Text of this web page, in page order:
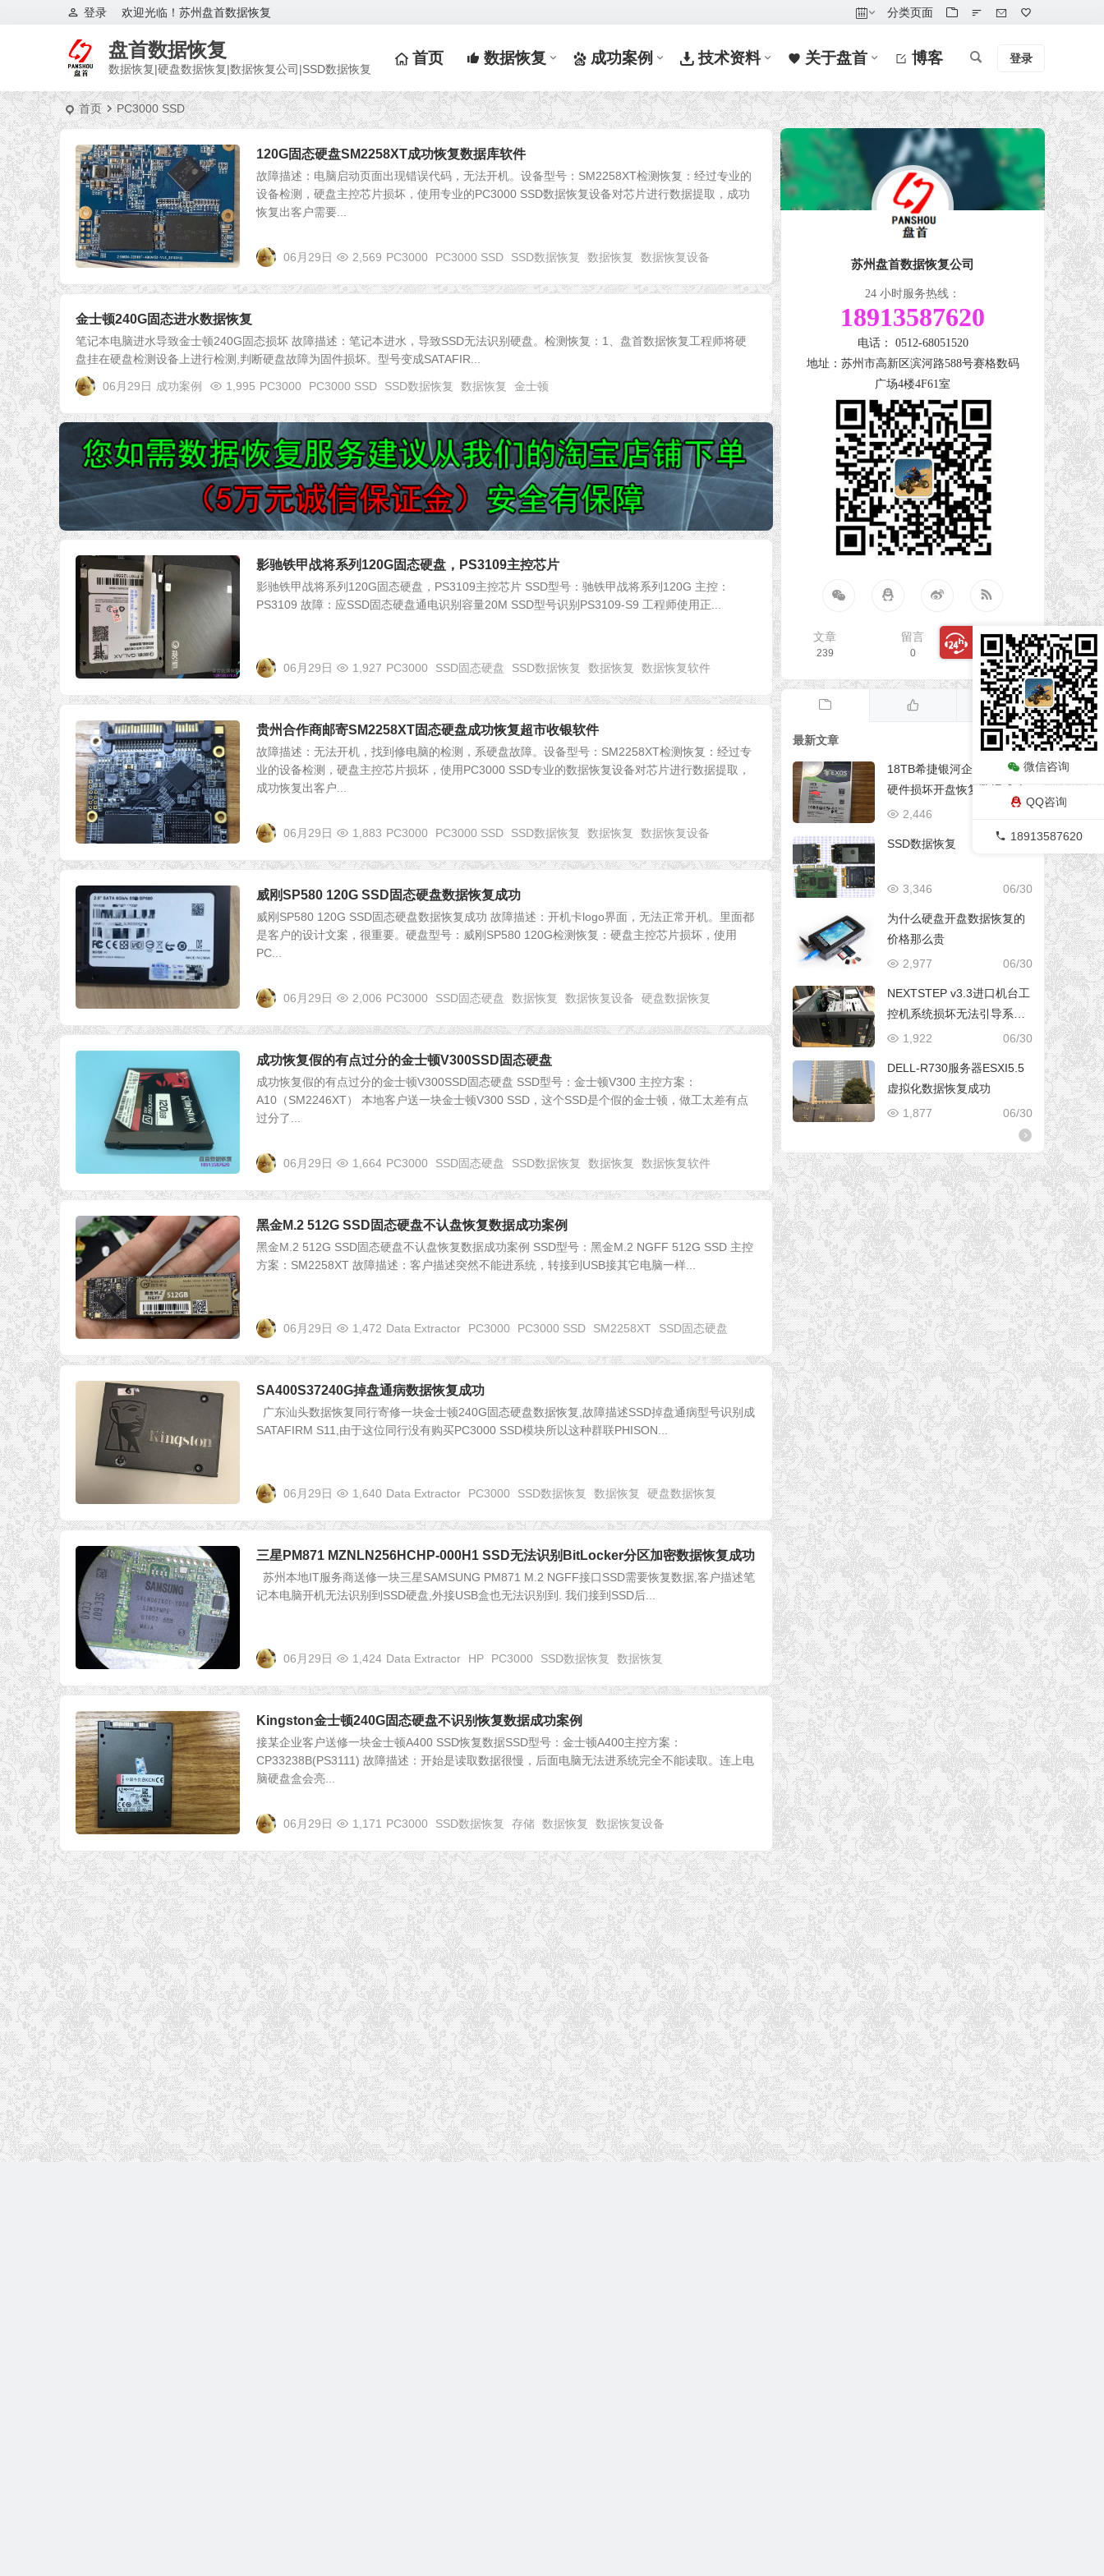
欢迎光临！苏州盘首数据恢复
登录 分类页面
盘首数据恢复
数据恢复|硬盘数据恢复|数据恢复公司|SSD数据恢复
首页 数据恢复 成功案例 技术资料 关于盘首 博客 登录
首页 PC3000 SSD
120G固态硬盘SM2258XT成功恢复数据库软件
故障描述：电脑启动页面出现错误代码，无法开机。设备型号：SM2258XT检测恢复：经过专业的
设备检测，硬盘主控芯片损坏，使用专业的PC3000 SSD数据恢复设备对芯片进行数据提取，成功
恢复出客户需要...
06月29日 2,569 PC3000 PC3000 SSD SSD数据恢复 数据恢复 数据恢复设备
金士顿240G固态进水数据恢复
笔记本电脑进水导致金士顿240G固态损坏 故障描述：笔记本进水，导致SSD无法识别硬盘。检测恢复：1、盘首数据恢复工程师将硬
盘挂在硬盘检测设备上进行检测,判断硬盘故障为固件损坏。型号变成SATAFIR...
06月29日 成功案例 1,995 PC3000 PC3000 SSD SSD数据恢复 数据恢复 金士顿
影驰铁甲战将系列120G固态硬盘，PS3109主控芯片
影驰铁甲战将系列120G固态硬盘，PS3109主控芯片 SSD型号：驰铁甲战将系列120G 主控：
PS3109 故障：应SSD固态硬盘通电识别容量20M SSD型号识别PS3109-S9 工程师使用正...
06月29日 1,927 PC3000 SSD固态硬盘 SSD数据恢复 数据恢复 数据恢复软件
贵州合作商邮寄SM2258XT固态硬盘成功恢复超市收银软件
故障描述：无法开机，找到修电脑的检测，系硬盘故障。设备型号：SM2258XT检测恢复：经过专
业的设备检测，硬盘主控芯片损坏，使用PC3000 SSD专业的数据恢复设备对芯片进行数据提取，
成功恢复出客户...
06月29日 1,883 PC3000 PC3000 SSD SSD数据恢复 数据恢复 数据恢复设备
威刚SP580 120G SSD固态硬盘数据恢复成功
威刚SP580 120G SSD固态硬盘数据恢复成功 故障描述：开机卡logo界面，无法正常开机。里面都
是客户的设计文案，很重要。硬盘型号：威刚SP580 120G检测恢复：硬盘主控芯片损坏，使用
PC...
06月29日 2,006 PC3000 SSD固态硬盘 数据恢复 数据恢复设备 硬盘数据恢复
成功恢复假的有点过分的金士顿V300SSD固态硬盘
成功恢复假的有点过分的金士顿V300SSD固态硬盘 SSD型号：金士顿V300 主控方案：
A10（SM2246XT） 本地客户送一块金士顿V300 SSD，这个SSD是个假的金士顿，做工太差有点
过分了...
06月29日 1,664 PC3000 SSD固态硬盘 SSD数据恢复 数据恢复 数据恢复软件
黑金M.2 512G SSD固态硬盘不认盘恢复数据成功案例
黑金M.2 512G SSD固态硬盘不认盘恢复数据成功案例 SSD型号：黑金M.2 NGFF 512G SSD 主控
方案：SM2258XT 故障描述：客户描述突然不能进系统，转接到USB接其它电脑一样...
06月29日 1,472 Data Extractor PC3000 PC3000 SSD SM2258XT SSD固态硬盘
SA400S37240G掉盘通病数据恢复成功
广东汕头数据恢复同行寄修一块金士顿240G固态硬盘数据恢复,故障描述SSD掉盘通病型号识别成
SATAFIRM S11,由于这位同行没有购买PC3000 SSD模块所以这种群联PHISON...
06月29日 1,640 Data Extractor PC3000 SSD数据恢复 数据恢复 硬盘数据恢复
三星PM871 MZNLN256HCHP-000H1 SSD无法识别BitLocker分区加密数据恢复成功
苏州本地IT服务商送修一块三星SAMSUNG PM871 M.2 NGFF接口SSD需要恢复数据,客户描述笔
记本电脑开机无法识别到SSD硬盘,外接USB盒也无法识别到. 我们接到SSD后...
06月29日 1,424 Data Extractor HP PC3000 SSD数据恢复 数据恢复
Kingston金士顿240G固态硬盘不识别恢复数据成功案例
接某企业客户送修一块金士顿A400 SSD恢复数据SSD型号：金士顿A400主控方案：
CP33238B(PS3111) 故障描述：开始是读取数据很慢，后面电脑无法进系统完全不能读取。连上电
脑硬盘盒会亮...
06月29日 1,171 PC3000 SSD数据恢复 存储 数据恢复 数据恢复设备
苏州盘首数据恢复公司
24 小时服务热线：
18913587620
电话： 0512-68051520
地址：苏州市高新区滨河路588号赛格数码
广场4楼4F61室
文章
239
留言
0
访客
804817
最新文章
18TB希捷银河企业级硬盘，
硬件损坏开盘恢复数据成功
2,446
SSD数据恢复
06/30
3,346
为什么硬盘开盘数据恢复的
价格那么贵
06/30
2,977
NEXTSTEP v3.3进口机台工
控机系统损坏无法引导系统
修复成功
06/30
1,922
DELL-R730服务器ESXI5.5
虚拟化数据恢复成功
06/30
1,877
微信咨询
QQ咨询
18913587620